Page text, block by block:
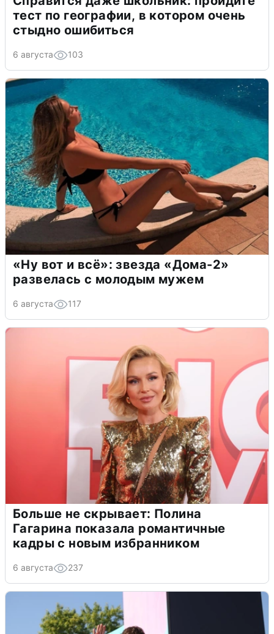
тест по географии, в котором очень
стыдно ошибиться
6 августа 103
«Ну вот и всё»: звезда «Дома-2»
развелась с молодым мужем
6 августа 117
Больше не скрывает: Полина
Гагарина показала романтичные
кадры с новым избранником
6 августа 237